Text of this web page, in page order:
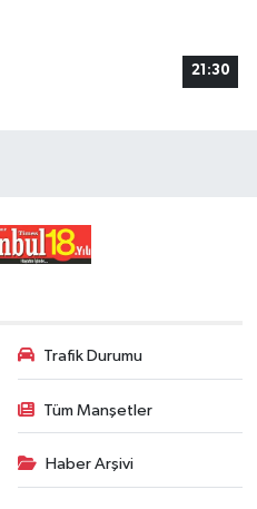
21:30
Trafik Durumu
Tüm Manşetler
Haber Arşivi